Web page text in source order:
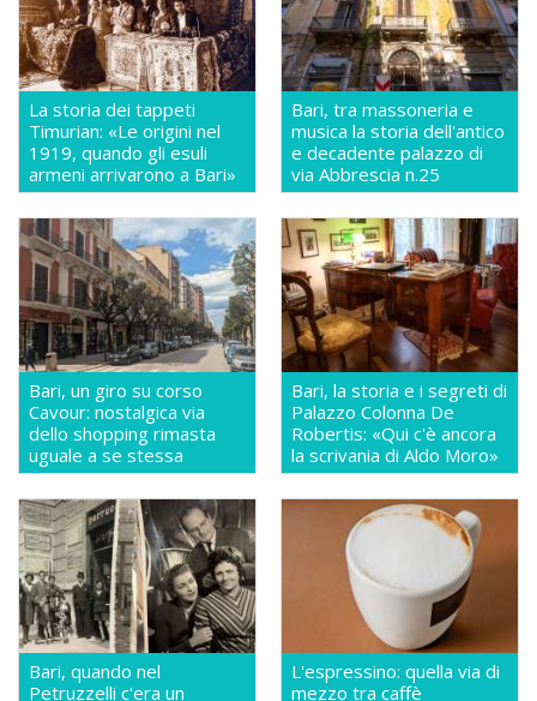
La storia dei tappeti
Timurian: «Le origini nel
1919, quando gli esuli
armeni arrivarono a Bari»
Bari, tra massoneria e
musica la storia dell'antico
e decadente palazzo di
via Abbrescia n.25
Bari, un giro su corso
Cavour: nostalgica via
dello shopping rimasta
uguale a se stessa
Bari, la storia e i segreti di
Palazzo Colonna De
Robertis: «Qui c'è ancora
la scrivania di Aldo Moro»
Bari, quando nel
Petruzzelli c'era un
L'espressino: quella via di
mezzo tra caffè